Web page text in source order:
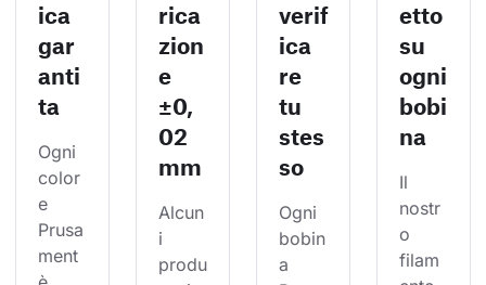
ica
gar
anti
ta
Ogni
color
e
Prusa
ment
rica
zion
e
±0,
02
mm
Alcun
i
produ
verif
ica
re
tu
stes
so
Ogni
bobin
a
etto
su
ogni
bobi
na
Il
nostr
o
filam